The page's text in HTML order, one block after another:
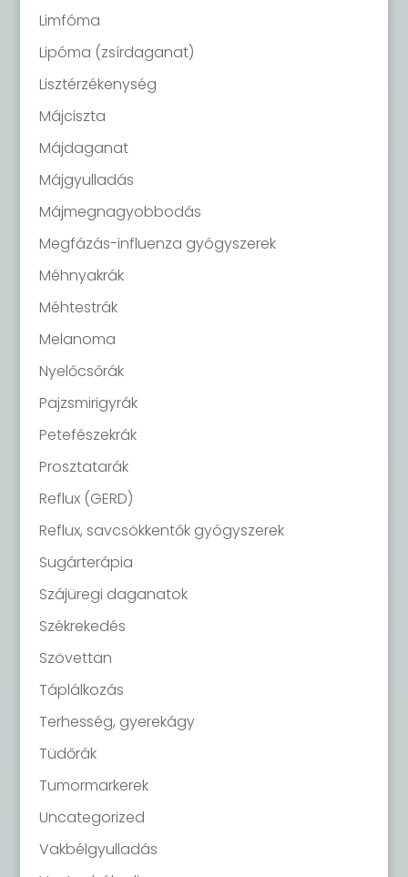
Limfóma
Lipóma (zsírdaganat)
Lisztérzékenység
Májciszta
Májdaganat
Májgyulladás
Májmegnagyobbodás
Megfázás-influenza gyógyszerek
Méhnyakrák
Méhtestrák
Melanoma
Nyelőcsőrák
Pajzsmirigyrák
Petefészekrák
Prosztatarák
Reflux (GERD)
Reflux, savcsökkentők gyógyszerek
Sugárterápia
Szájüregi daganatok
Székrekedés
Szövettan
Táplálkozás
Terhesség, gyerekágy
Tüdőrák
Tumormarkerek
Uncategorized
Vakbélgyulladás